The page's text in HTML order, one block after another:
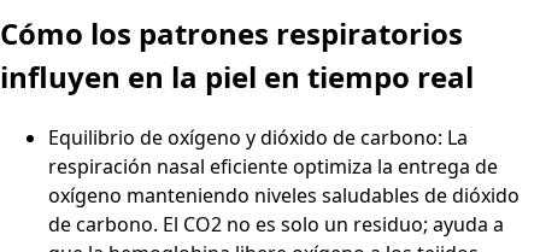
Cómo los patrones respiratorios
influyen en la piel en tiempo real
Equilibrio de oxígeno y dióxido de carbono: La
respiración nasal eficiente optimiza la entrega de
oxígeno manteniendo niveles saludables de dióxido
de carbono. El CO2 no es solo un residuo; ayuda a